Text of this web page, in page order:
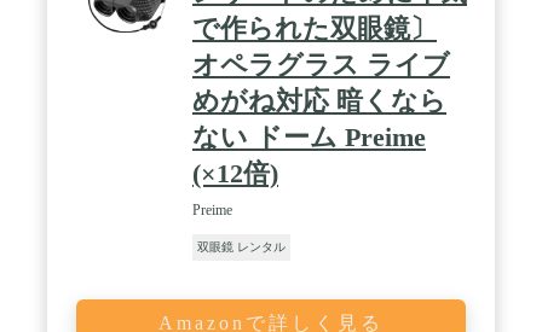
で作られた双眼鏡〕
オペラグラス ライブ
めがね対応 暗くなら
ない ドーム Preime
(×12倍)
Preime
双眼鏡 レンタル
Amazonで詳しく見る